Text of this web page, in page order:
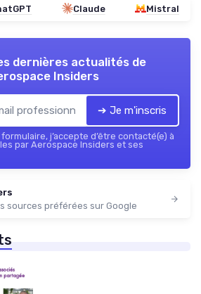
Claude Mistral
dernières actualités de
Insiders
➔ Je m'inscris
j’accepte d’être contacté(e) à
par Aerospace Insiders et ses
sources préférées sur Google